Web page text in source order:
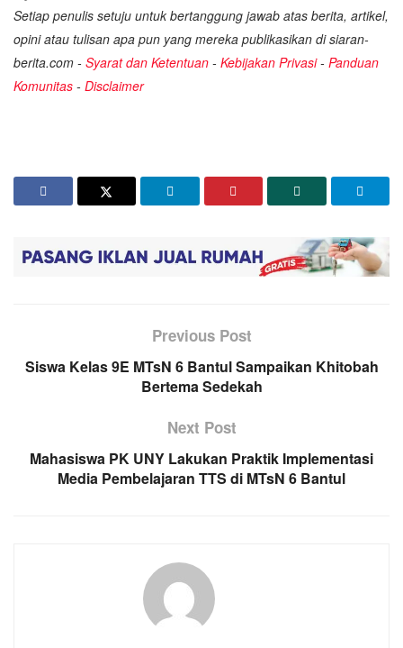
Setiap penulis setuju untuk bertanggung jawab atas berita, artikel,
opini atau tulisan apa pun yang mereka publikasikan di siaran-
berita.com - Syarat dan Ketentuan - Kebijakan Privasi- Panduan
Komunitas - Disclaimer
Previous Post
Siswa Kelas 9E MTsN 6 Bantul Sampaikan Khitobah
Bertema Sedekah
Next Post
Mahasiswa PK UNY Lakukan Praktik Implementasi
Media Pembelajaran TTS di MTsN 6 Bantul